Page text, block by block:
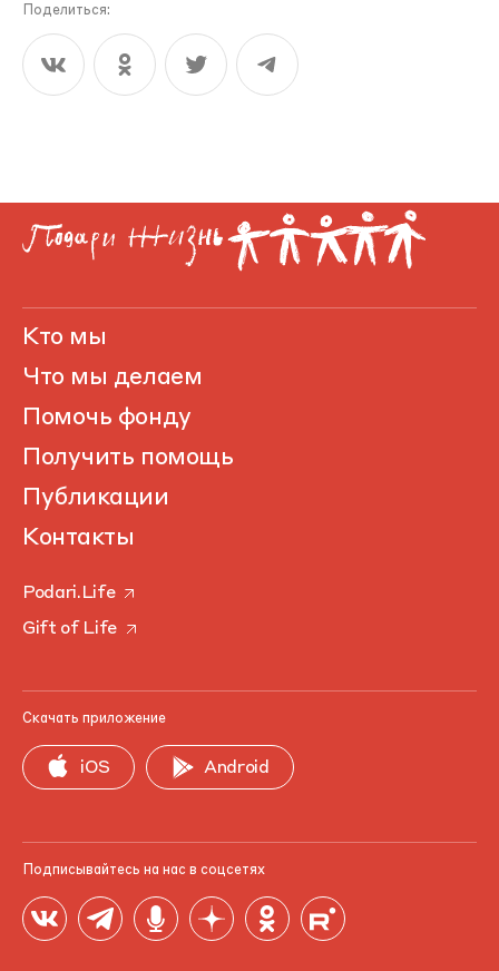
Поделиться:
Кто мы
Что мы делаем
Помочь фонду
Получить помощь
Публикации
Контакты
Podari.Life
Gift of Life
Скачать приложение
iOS Android
Подписывайтесь на нас в соцсетях